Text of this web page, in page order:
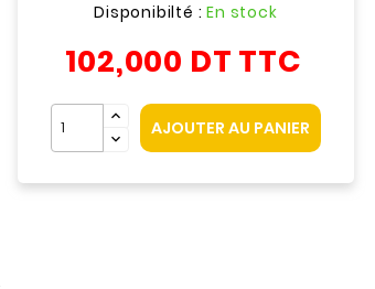
Disponibilté :En stock
102,000 DT TTC
AJOUTER AU PANIER